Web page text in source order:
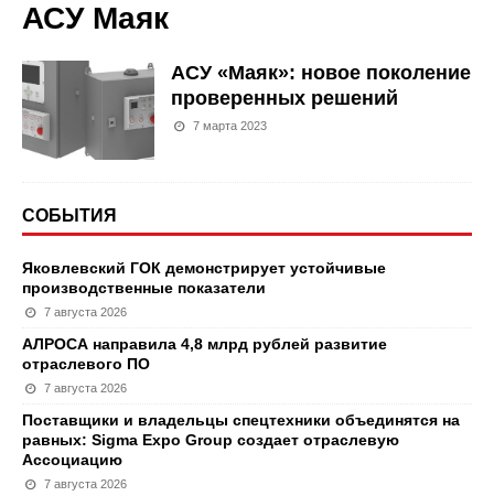
АСУ Маяк
АСУ «Маяк»: новое поколение
проверенных решений
7 марта 2023
СОБЫТИЯ
Яковлевский ГОК демонстрирует устойчивые
производственные показатели
7 августа 2026
АЛРОСА направила 4,8 млрд рублей развитие
отраслевого ПО
7 августа 2026
Поставщики и владельцы спецтехники объединятся на
равных: Sigma Expo Group создает отраслевую
Ассоциацию
7 августа 2026